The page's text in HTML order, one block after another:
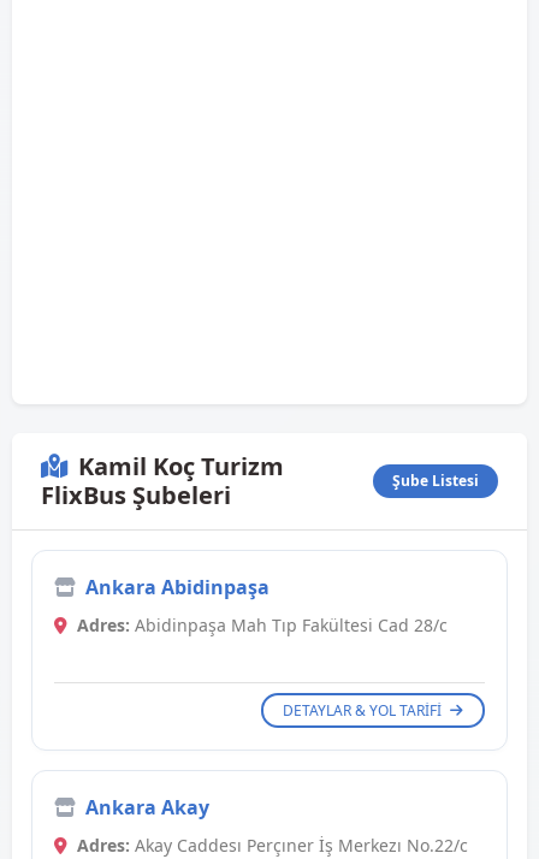
Kamil Koç Turizm
FlixBus Şubeleri
Şube Listesi
Ankara Abidinpaşa
Adres: Abidinpaşa Mah Tıp Fakültesi Cad 28/c
DETAYLAR & YOL TARIFI
Ankara Akay
Adres: Akay Caddesı Perçıner İş Merkezı No.22/c